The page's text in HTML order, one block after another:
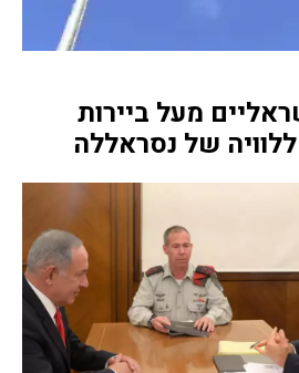
מעל ביירות
של נסראללה